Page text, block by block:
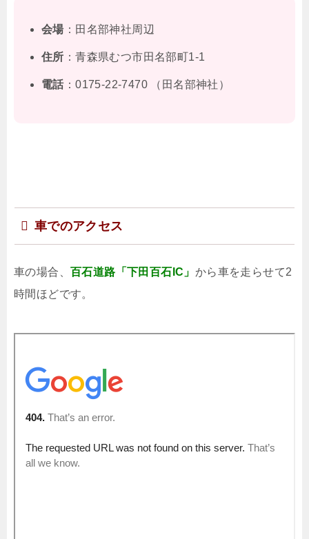
会場：田名部神社周辺
住所 ：青森県むつ市田名部町1-1
電話：0175-22-7470 （田名部神社）
車でのアクセス
車の場合、 百石道路「下田百石IC」 から車を走らせて2
時間ほどです。